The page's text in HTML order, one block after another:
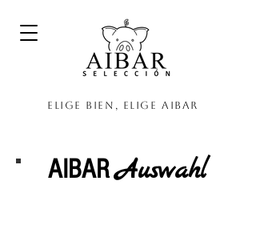
Elige bien, elige Aibar
AIBARAuswahl